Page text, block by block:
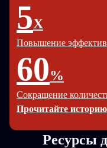
5X
Повышение
60%
Сокращение
Прочитайте
Ресурсы